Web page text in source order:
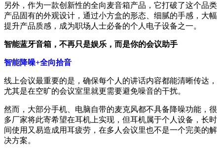
另外，作为一款创新性的全向麦音箱产品，它打破了这个品类
产品固有的外观设计，通过小方盒的形态、细腻的手感，大幅
提升产品质感，成为职场人士必备的个人电子设备之一。
智能蓝牙音箱，不再只是娱乐，而是你的会议助手
智能降噪+全向拾音
线上会议最重要的是，确保每个人的讲话内容都能清晰传达，
尤其是在空旷的会议室里就更需要避免噪音的干扰。
然而，大部分手机、电脑自带的麦克风都不具备降噪功能，很
多厂家将此寄希望在耳机上实现，但耳机属于个人设备，长时
间使用又易造成用耳疲劳，在多人会议里也不是一个完美的解
决方案。